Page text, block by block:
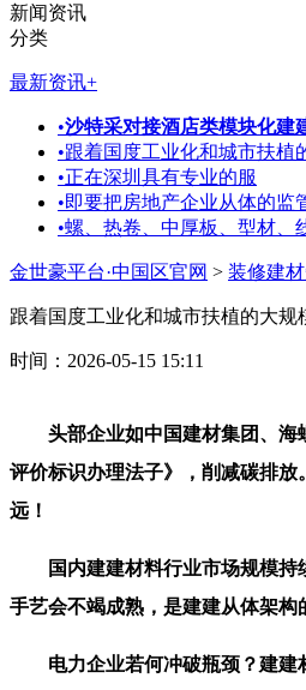
新闻资讯
分类
最新资讯+
•沙特采对接酒店类模块化建
•跟着国度工业化和城市扶植
•正在深圳具有专业的服
•即要把房地产企业从体的监
•螺、热卷、中厚板、型材、
金世豪平台·中国区官网 > 装修建
跟着国度工业化和城市扶植的大规
时间：2026-05-15 15:11
头部企业如中国建材集团、海螺
评价标识办理法子》，削减碳排
远！
国内建建材料行业市场规模持续
手艺会不竭成熟，是建建从体架构
电力企业若何冲破瓶颈？建建材